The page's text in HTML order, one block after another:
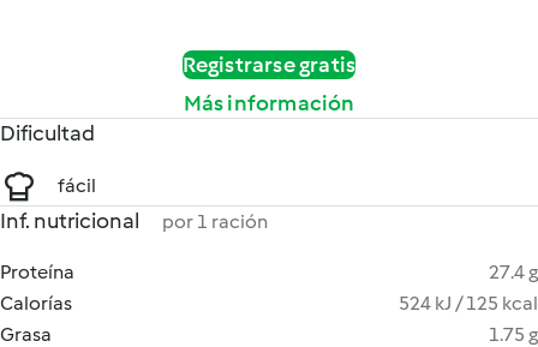
Registrarse gratis
Más información
Dificultad
fácil
Inf. nutricional por 1 ración
Proteína
27.4 g
Calorías
524 kJ / 125 kcal
Grasa
1.75 g